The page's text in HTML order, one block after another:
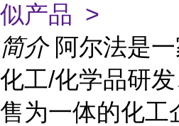
似产品 >
简介 阿尔法是
化工/化学品研
售为一体的化工